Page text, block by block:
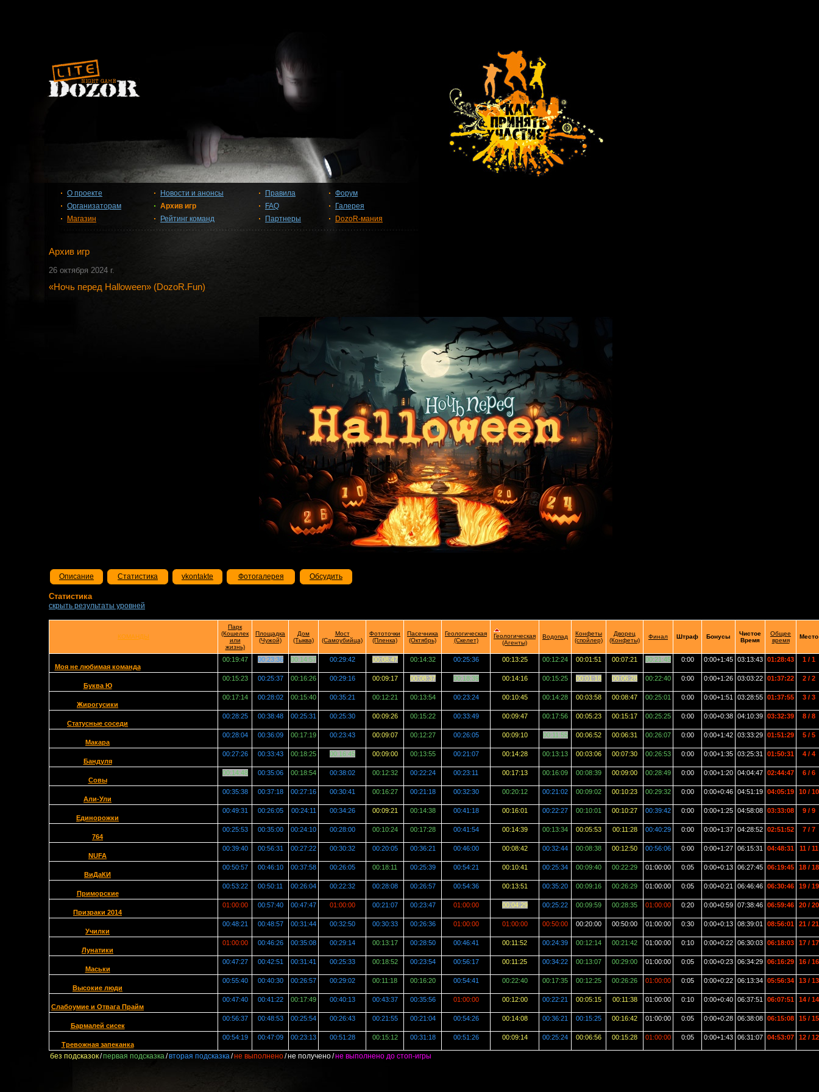
О проекте
Организаторам
Магазин
Новости и анонсы
Архив игр
Рейтинг команд
Правила
FAQ
Партнеры
Форум
Галерея
DozoR-мания
Архив игр
26 октября 2024 г.
«Ночь перед Halloween» (DozoR.Fun)
Описание Статистика vkontakte Фотогалерея Обсудить
Статистика
скрыть результаты уровней
КОМАНДЫ
Парк
(Кошелек
или
жизнь)
Площадка
(Чужой)
Дом
(Тыква)
Мост
(Самоубийца)
Фототочки
(Пленка)
Пасечника
(Октябрь)
Геологическая
(Скелет)
Геологическая
(Агенты)
Водопад
Конфеты
(спойлер)
Дворец
(Конфеты)
Финал Штраф Бонусы
Чистое
Время
Общее
время
Место
Моя не любимая команда
00:19:47 00:23:36 00:14:57 00:29:42 00:08:47 00:14:32 00:25:36 00:13:25 00:12:24 00:01:51 00:07:21 00:21:45 0:00 0:00+1:45 03:13:43 01:28:43 1 / 1
Буква Ю
00:15:23 00:25:37 00:16:26 00:29:16 00:09:17 00:08:37 00:18:39 00:14:16 00:15:25 00:01:18 00:06:28 00:22:40 0:00 0:00+1:26 03:03:22 01:37:22 2 / 2
Жирогусики
00:17:14 00:28:02 00:15:40 00:35:21 00:12:21 00:13:54 00:23:24 00:10:45 00:14:28 00:03:58 00:08:47 00:25:01 0:00 0:00+1:51 03:28:55 01:37:55 3 / 3
Статусные соседи
00:28:25 00:38:48 00:25:31 00:25:30 00:09:26 00:15:22 00:33:49 00:09:47 00:17:56 00:05:23 00:15:17 00:25:25 0:00 0:00+0:38 04:10:39 03:32:39 8 / 8
Макара
00:28:04 00:36:09 00:17:19 00:23:43 00:09:07 00:12:27 00:26:05 00:09:10 00:11:55 00:06:52 00:06:31 00:26:07 0:00 0:00+1:42 03:33:29 01:51:29 5 / 5
Бандуля
00:27:26 00:33:43 00:18:25 00:16:45 00:09:00 00:13:55 00:21:07 00:14:28 00:13:13 00:03:06 00:07:30 00:26:53 0:00 0:00+1:35 03:25:31 01:50:31 4 / 4
Совы
00:14:48 00:35:06 00:18:54 00:38:02 00:12:32 00:22:24 00:23:11 00:17:13 00:16:09 00:08:39 00:09:00 00:28:49 0:00 0:00+1:20 04:04:47 02:44:47 6 / 6
Али-Ули
00:35:38 00:37:18 00:27:16 00:30:41 00:16:27 00:21:18 00:32:30 00:20:12 00:21:02 00:09:02 00:10:23 00:29:32 0:00 0:00+0:46 04:51:19 04:05:19 10 / 10
Единорожки
00:49:31 00:26:05 00:24:11 00:34:26 00:09:21 00:14:38 00:41:18 00:16:01 00:22:27 00:10:01 00:10:27 00:39:42 0:00 0:00+1:25 04:58:08 03:33:08 9 / 9
764
00:25:53 00:35:00 00:24:10 00:28:00 00:10:24 00:17:28 00:41:54 00:14:39 00:13:34 00:05:53 00:11:28 00:40:29 0:00 0:00+1:37 04:28:52 02:51:52 7 / 7
NUFA
00:39:40 00:56:31 00:27:22 00:30:32 00:20:05 00:36:21 00:46:00 00:08:42 00:32:44 00:08:38 00:12:50 00:56:06 0:00 0:00+1:27 06:15:31 04:48:31 11 / 11
ВиДаКИ
00:50:57 00:46:10 00:37:58 00:26:05 00:18:11 00:25:39 00:54:21 00:10:41 00:25:34 00:09:40 00:22:29 01:00:00 0:05 0:00+0:13 06:27:45 06:19:45 18 / 18
Приморские
00:53:22 00:50:11 00:26:04 00:22:32 00:28:08 00:26:57 00:54:36 00:13:51 00:35:20 00:09:16 00:26:29 01:00:00 0:05 0:00+0:21 06:46:46 06:30:46 19 / 19
Призраки 2014
01:00:00 00:57:40 00:47:47 01:00:00 00:21:07 00:23:47 01:00:00 00:04:29 00:25:22 00:09:59 00:28:35 01:00:00 0:20 0:00+0:59 07:38:46 06:59:46 20 / 20
Училки
00:48:21 00:48:57 00:31:44 00:32:50 00:30:33 00:26:36 01:00:00 01:00:00 00:50:00 00:20:00 00:50:00 01:00:00 0:30 0:00+0:13 08:39:01 08:56:01 21 / 21
Лунатики
01:00:00 00:46:26 00:35:08 00:29:14 00:13:17 00:28:50 00:46:41 00:11:52 00:24:39 00:12:14 00:21:42 01:00:00 0:10 0:00+0:22 06:30:03 06:18:03 17 / 17
Маськи
00:47:27 00:42:51 00:31:41 00:25:33 00:18:52 00:23:54 00:56:17 00:11:25 00:34:22 00:13:07 00:29:00 01:00:00 0:05 0:00+0:23 06:34:29 06:16:29 16 / 16
Высокие люди
00:55:40 00:40:30 00:26:57 00:29:02 00:11:18 00:16:20 00:54:41 00:22:40 00:17:35 00:12:25 00:26:26 01:00:00 0:05 0:00+0:22 06:13:34 05:56:34 13 / 13
Слабоумие и Отвага Прайм
00:47:40 00:41:22 00:17:49 00:40:13 00:43:37 00:35:56 01:00:00 00:12:00 00:22:21 00:05:15 00:11:38 01:00:00 0:10 0:00+0:40 06:37:51 06:07:51 14 / 14
Бармалей сисек
00:56:37 00:48:53 00:25:54 00:26:43 00:21:55 00:21:04 00:54:26 00:14:08 00:36:21 00:15:25 00:16:42 01:00:00 0:05 0:00+0:28 06:38:08 06:15:08 15 / 15
Тревожная запеканка
00:54:19 00:47:09 00:23:13 00:51:28 00:15:12 00:31:18 00:51:26 00:09:14 00:25:24 00:06:56 00:15:28 01:00:00 0:05 0:00+1:43 06:31:07 04:53:07 12 / 12
без подсказок/первая подсказка/вторая подсказка/не выполнено/не получено/не выполнено до стоп-игры